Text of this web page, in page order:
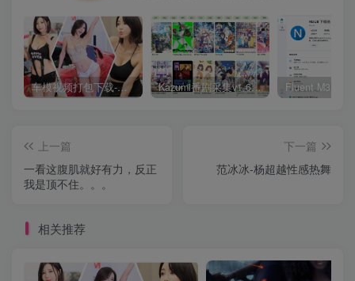
车模视频打包下载-高清无水印版 Kazumi番剧采集v1.6.9：支持自定义规则+在线观看+弹幕，跨平台下载
上一篇
一看这腹肌就好有力，反正
我是顶不住。。。
下一篇
范冰冰-杨超越性感热舞
相关推荐